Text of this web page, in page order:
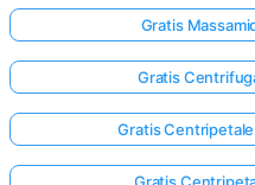
Gratis
Gratis
Gratis